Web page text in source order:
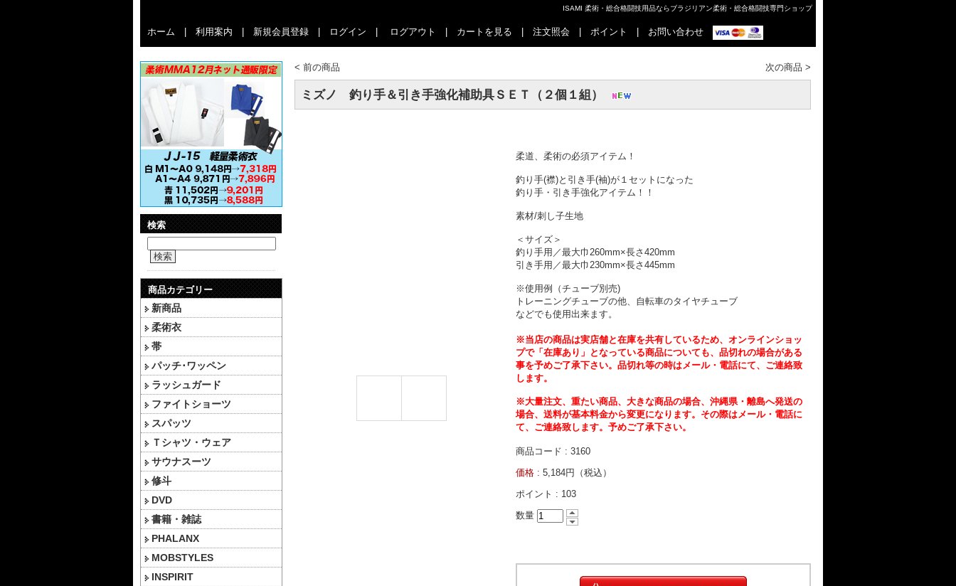
ISAMI 柔術・総合格闘技用品ならブラジリアン柔術・総合格闘技専門ショップ
ホーム 利用案内 新規会員登録 ログイン ログアウト カートを見る 注文照会 ポイント お問い合わせ
検索
検索
商品カテゴリー
新商品
柔術衣
帯
パッチ･ワッペン
ラッシュガード
ファイトショーツ
スパッツ
Ｔシャツ・ウェア
サウナスーツ
修斗
DVD
書籍・雑誌
PHALANX
MOBSTYLES
INSPIRIT
< 前の商品 次の商品 >
ミズノ 釣り手＆引き手強化補助具ＳＥＴ（２個１組）
柔道、柔術の必須アイテム！
釣り手(襟)と引き手(袖)が１セットになった
釣り手・引き手強化アイテム！！
素材/刺し子生地
＜サイズ＞
釣り手用／最大巾260mm×長さ420mm
引き手用／最大巾230mm×長さ445mm
※使用例（チューブ別売)
トレーニングチューブの他、自転車のタイヤチューブ
などでも使用出来ます。
※当店の商品は実店舗と在庫を共有しているため、 オンラインショッ
プで「在庫あり」となっている商品についても、 品切れの場合がある
事を予めご了承下さい。 品切れ等の時はメール・電話にて、ご連絡致
します。
※大量注文、重たい商品、大きな商品の場合、沖縄県・離島へ発送の
場合、送料が基本料金から変更になります。その際はメール・電話に
て、ご連絡致します。予めご了承下さい。
商品コード : 3160
価格 : 5,184円（税込）
ポイント : 103
数量